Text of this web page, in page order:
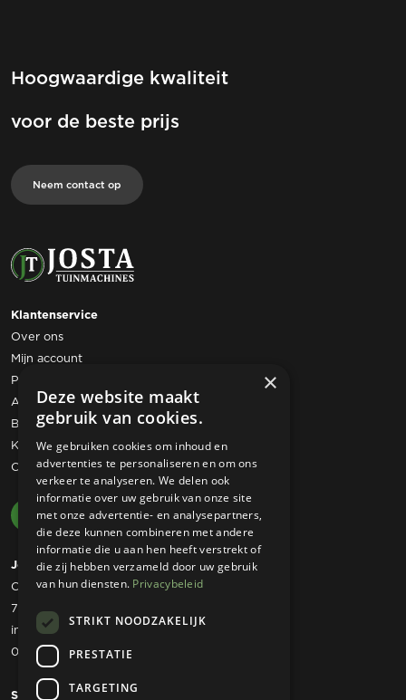
Hoogwaardige kwaliteit
voor de beste prijs
Neem contact op
Klantenservice
Over ons
Mijn account
Privacy statement
Algemene voorwaarden
Bestelling retourneren
Klachtenregeling
Contact
Josta Tuinmachines
Ommerweg 49
7797 RC Rheezerveen
info@jostatuinmachines.nl
06 - 50 60 46 07
Showroom
×
Deze website maakt
gebruik van cookies.
We gebruiken cookies om inhoud en
advertenties te personaliseren en om ons
verkeer te analyseren. We delen ook
informatie over uw gebruik van onze site
met onze advertentie- en analysepartners,
die deze kunnen combineren met andere
informatie die u aan hen heeft verstrekt of
die zij hebben verzameld door uw gebruik
van hun diensten. Privacybeleid
STRIKT NOODZAKELIJK
PRESTATIE
TARGETING